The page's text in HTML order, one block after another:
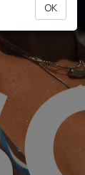
OK